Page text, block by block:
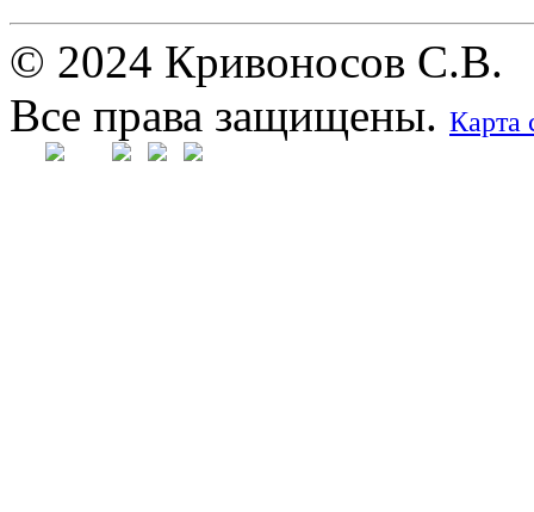
© 2024 Кривоносов С.В.
Все права защищены. Карта